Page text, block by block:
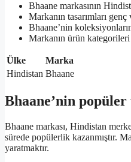
Bhaane markasının
Markanın tasarımları
Bhaane’nin
Markanın ürün kategorileri
Ülke
Marka
Hindistan Bhaane
Bhaane’nin
Bhaane markası, Hindistan
sürede popülerlik kazanmıştır.
yaratmaktır.